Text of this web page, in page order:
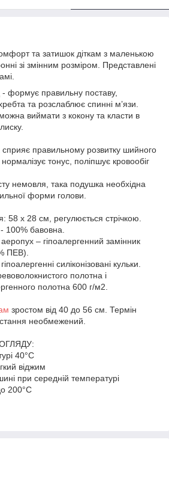
та затишок діткам з маленькою
зі змінним розміром. Представлені
формує правильну поставу,
та розслаблює спинні м’язи.
виймати з кокону та класти в
правильному розвитку шийного
тонус, поліпшує кровообіг
немовля, така подушка необхідна
форми голови.
58 х 28 см, регулюється стрічкою.
100% бавовна.
– гіпоалергенний замінник
ПЕВ).
силіконізовані кульки.
полотна і
полотна 600 г/м2.
зростом від 40 до 56 см. Термін
необмежений.
40°C
віджим
при середній температурі
200°C